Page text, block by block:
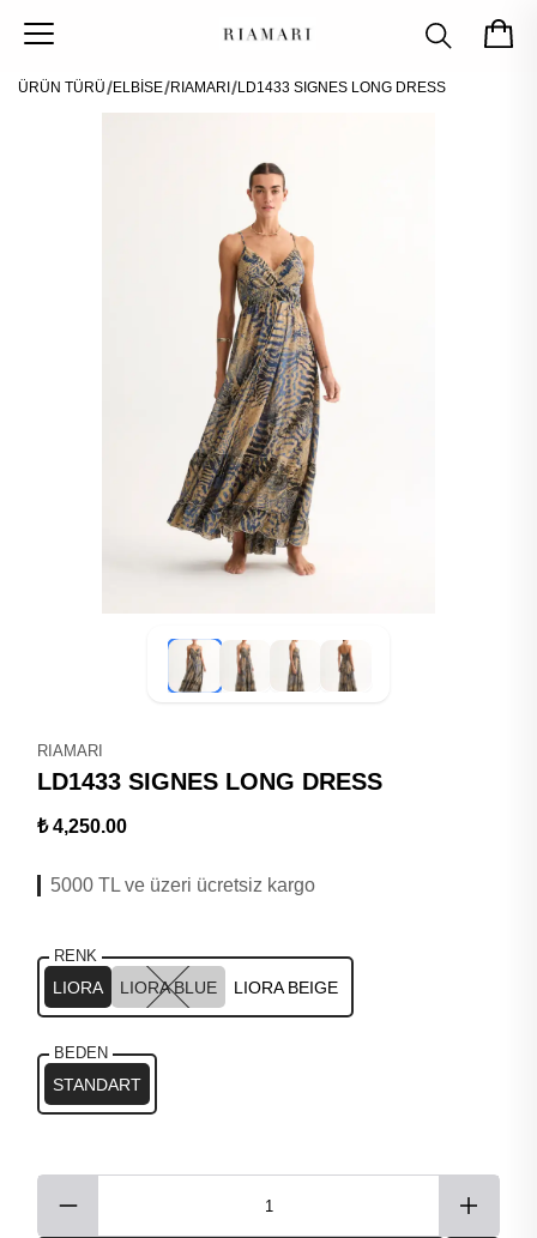
ÜRÜN TÜRÜ ELBİSE RIAMARI LD1433 SIGNES LONG DRESS
RIAMARI
LD1433 SIGNES LONG DRESS
₺ 4,250.00
5000 TL ve üzeri ücretsiz kargo
RENK
LIORA LIORA BLUE LIORA BEIGE
BEDEN
STANDART